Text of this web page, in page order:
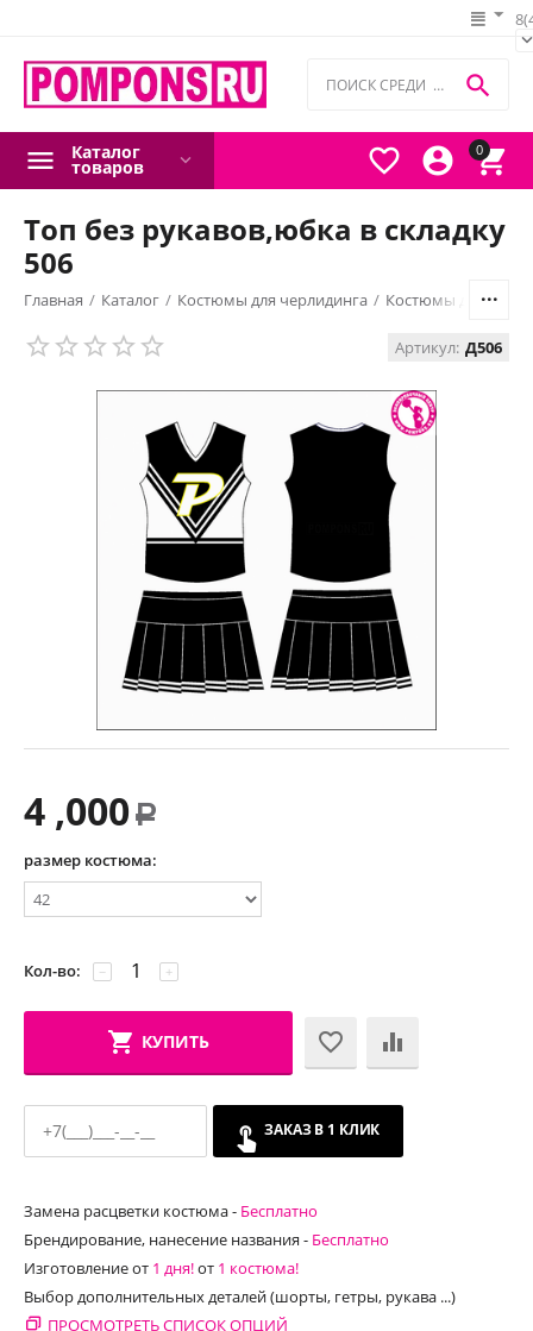
0




Каталог
товаров
Топ без рукавов,юбка в складку
506
Главная / Каталог / Костюмы для черлидинга / Костюмы для
Артикул: Д506
4 ,000 Р
размер костюма:
Кол-во: +
−
КУПИТЬ
ЗАКАЗ В 1 КЛИК
Замена расцветки костюма - Бесплатно
Брендирование, нанесение названия - Бесплатно
Изготовление от 1 дня!от 1 костюма!
Выбор дополнительных деталей (шорты, гетры, рукава ...)
ПРОСМОТРЕТЬ СПИСОК ОПЦИЙ